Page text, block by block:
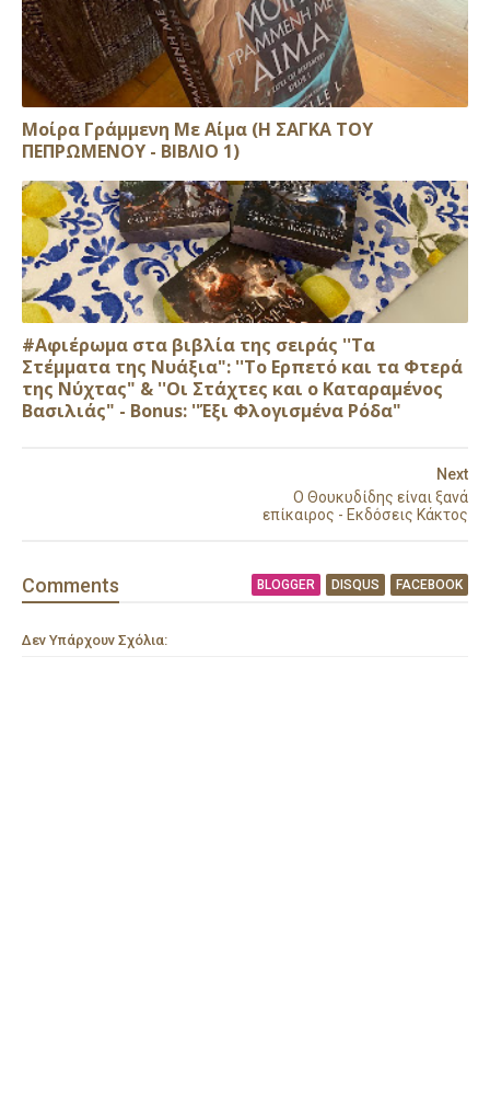
Μοίρα Γράμμενη Με Αίμα (Η ΣΑΓΚΑ ΤΟΥ
ΠΕΠΡΩΜΕΝΟΥ - ΒΙΒΛΙΟ 1)
#Αφιέρωμα στα βιβλία της σειράς ''Τα
Στέμματα της Νυάξια": ''Το Ερπετό και τα Φτερά
της Νύχτας" & ''Οι Στάχτες και ο Καταραμένος
Βασιλιάς" - Bonus: ''Έξι Φλογισμένα Ρόδα"
Next
Ο Θουκυδίδης είναι ξανά
επίκαιρος - Εκδόσεις Κάκτος
Comments BLOGGER DISQUS FACEBOOK
Δεν Υπάρχουν Σχόλια: